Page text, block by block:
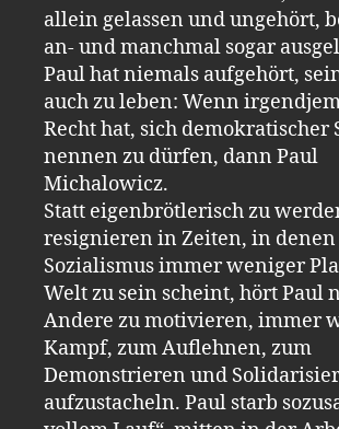
allein gelassen und ungehört,
an- und manchmal sogar
Paul hat niemals aufgehört,
auch zu leben: Wenn
Recht hat, sich demokratischer
nennen zu dürfen, dann Paul
Michalowicz.
Statt eigenbrötlerisch zu
resignieren in Zeiten, in
Sozialismus immer weniger
Welt zu sein scheint, hört Paul
Andere zu motivieren, immer
Kampf, zum Auflehnen, zum
Demonstrieren und
aufzustacheln. Paul starb